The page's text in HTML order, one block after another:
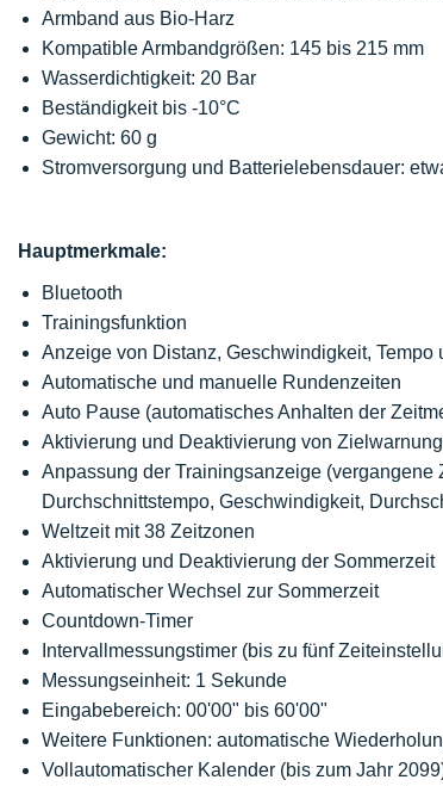
Armband aus Bio-Harz
Kompatible Armbandgrößen: 145 bis 215 mm
Wasserdichtigkeit: 20 Bar
Beständigkeit bis -10°C
Gewicht: 60 g
Stromversorgung und Batterielebensdauer:
Hauptmerkmale:
Bluetooth
Trainingsfunktion
Anzeige von Distanz, Geschwindigkeit,
Automatische und manuelle Rundenzeiten
Auto Pause (automatisches Anhalten der
Aktivierung und Deaktivierung von
Anpassung der Trainingsanzeige
Durchschnittstempo, Geschwindigkeit,
Weltzeit mit 38 Zeitzonen
Aktivierung und Deaktivierung der Sommerzeit
Automatischer Wechsel zur Sommerzeit
Countdown-Timer
Intervallmessungstimer (bis zu fünf
Messungseinheit: 1 Sekunde
Eingabebereich: 00'00" bis 60'00"
Weitere Funktionen: automatische
Vollautomatischer Kalender (bis zum Jahr